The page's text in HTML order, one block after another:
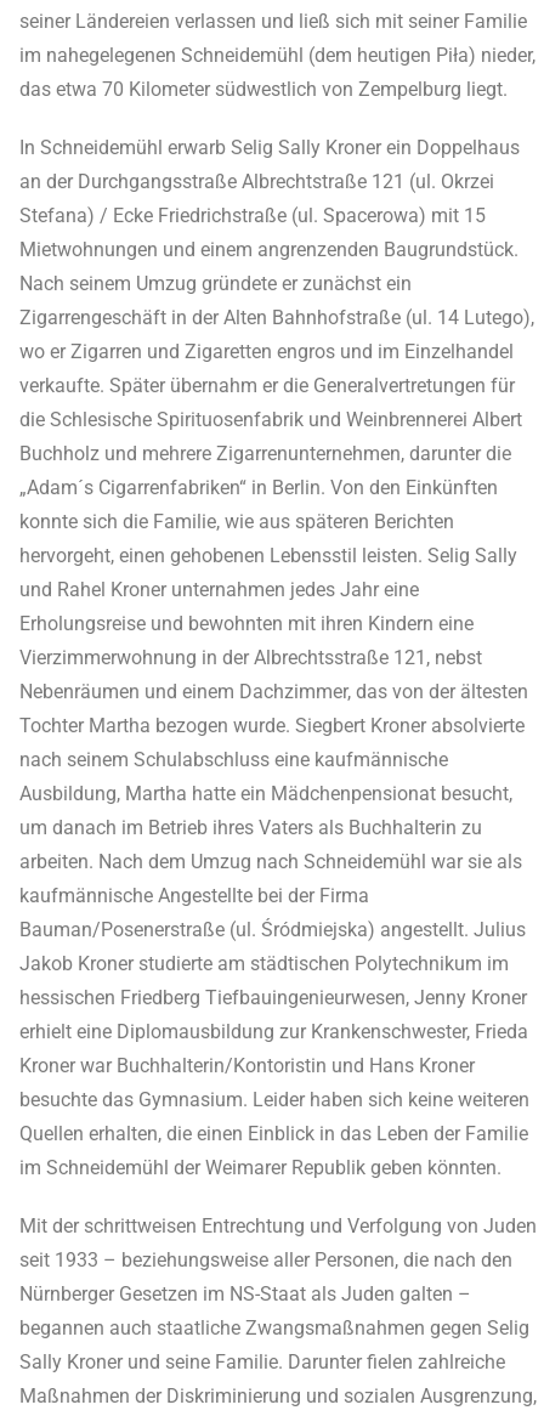
seiner Ländereien verlassen und ließ sich mit seiner Familie
im nahegelegenen Schneidemühl (dem heutigen Piła) nieder,
das etwa 70 Kilometer südwestlich von Zempelburg liegt.
In Schneidemühl erwarb Selig Sally Kroner ein Doppelhaus
an der Durchgangsstraße Albrechtstraße 121 (ul. Okrzei
Stefana) / Ecke Friedrichstraße (ul. Spacerowa) mit 15
Mietwohnungen und einem angrenzenden Baugrundstück.
Nach seinem Umzug gründete er zunächst ein
Zigarrengeschäft in der Alten Bahnhofstraße (ul. 14 Lutego),
wo er Zigarren und Zigaretten engros und im Einzelhandel
verkaufte. Später übernahm er die Generalvertretungen für
die Schlesische Spirituosenfabrik und Weinbrennerei Albert
Buchholz und mehrere Zigarrenunternehmen, darunter die
„Adam´s Cigarrenfabriken“ in Berlin. Von den Einkünften
konnte sich die Familie, wie aus späteren Berichten
hervorgeht, einen gehobenen Lebensstil leisten. Selig Sally
und Rahel Kroner unternahmen jedes Jahr eine
Erholungsreise und bewohnten mit ihren Kindern eine
Vierzimmerwohnung in der Albrechtsstraße 121, nebst
Nebenräumen und einem Dachzimmer, das von der ältesten
Tochter Martha bezogen wurde. Siegbert Kroner absolvierte
nach seinem Schulabschluss eine kaufmännische
Ausbildung, Martha hatte ein Mädchenpensionat besucht,
um danach im Betrieb ihres Vaters als Buchhalterin zu
arbeiten. Nach dem Umzug nach Schneidemühl war sie als
kaufmännische Angestellte bei der Firma
Bauman/Posenerstraße (ul. Śródmiejska) angestellt. Julius
Jakob Kroner studierte am städtischen Polytechnikum im
hessischen Friedberg Tiefbauingenieurwesen, Jenny Kroner
erhielt eine Diplomausbildung zur Krankenschwester, Frieda
Kroner war Buchhalterin/Kontoristin und Hans Kroner
besuchte das Gymnasium. Leider haben sich keine weiteren
Quellen erhalten, die einen Einblick in das Leben der Familie
im Schneidemühl der Weimarer Republik geben könnten.
Mit der schrittweisen Entrechtung und Verfolgung von Juden
seit 1933 – beziehungsweise aller Personen, die nach den
Nürnberger Gesetzen im NS-Staat als Juden galten –
begannen auch staatliche Zwangsmaßnahmen gegen Selig
Sally Kroner und seine Familie. Darunter fielen zahlreiche
Maßnahmen der Diskriminierung und sozialen Ausgrenzung,